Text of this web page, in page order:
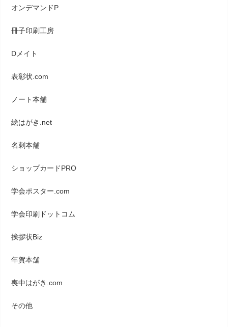
オンデマンドP
冊子印刷工房
Dメイト
表彰状.com
ノート本舗
絵はがき.net
名刺本舗
ショップカードPRO
学会ポスター.com
学会印刷ドットコム
挨拶状Biz
年賀本舗
喪中はがき.com
その他